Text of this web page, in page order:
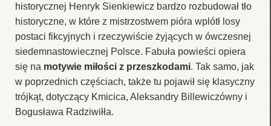
historycznej Henryk Sienkiewicz bardzo rozbudował tło
historyczne, w które z mistrzostwem pióra wplótł losy
postaci fikcyjnych i rzeczywiście żyjących w ówczesnej
siedemnastowiecznej Polsce. Fabuła powieści opiera
się na motywie miłości z przeszkodami. Tak samo, jak
w poprzednich częściach, także tu pojawił się klasyczny
trójkąt, dotyczący Kmicica, Aleksandry Billewiczówny i
Bogusława Radziwiłła.